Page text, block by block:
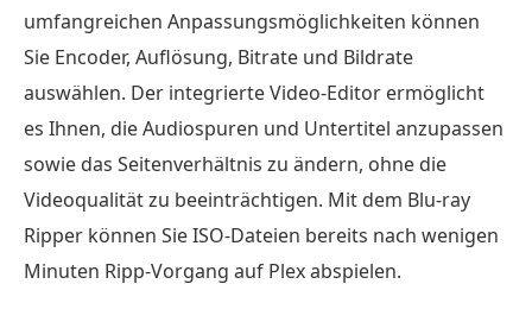
umfangreichen Anpassungsmöglichkeiten können
Sie Encoder, Auflösung, Bitrate und Bildrate
auswählen. Der integrierte Video-Editor ermöglicht
es Ihnen, die Audiospuren und Untertitel anzupassen
sowie das Seitenverhältnis zu ändern, ohne die
Videoqualität zu beeinträchtigen. Mit dem Blu-ray
Ripper können Sie ISO-Dateien bereits nach wenigen
Minuten Ripp-Vorgang auf Plex abspielen.